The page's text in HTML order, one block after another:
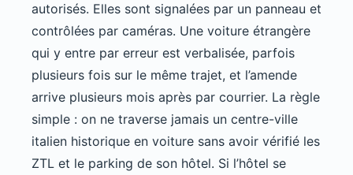
autorisés. Elles sont signalées par un panneau et
contrôlées par caméras. Une voiture étrangère
qui y entre par erreur est verbalisée, parfois
plusieurs fois sur le même trajet, et l’amende
arrive plusieurs mois après par courrier. La règle
simple : on ne traverse jamais un centre-ville
italien historique en voiture sans avoir vérifié les
ZTL et le parking de son hôtel. Si l’hôtel se